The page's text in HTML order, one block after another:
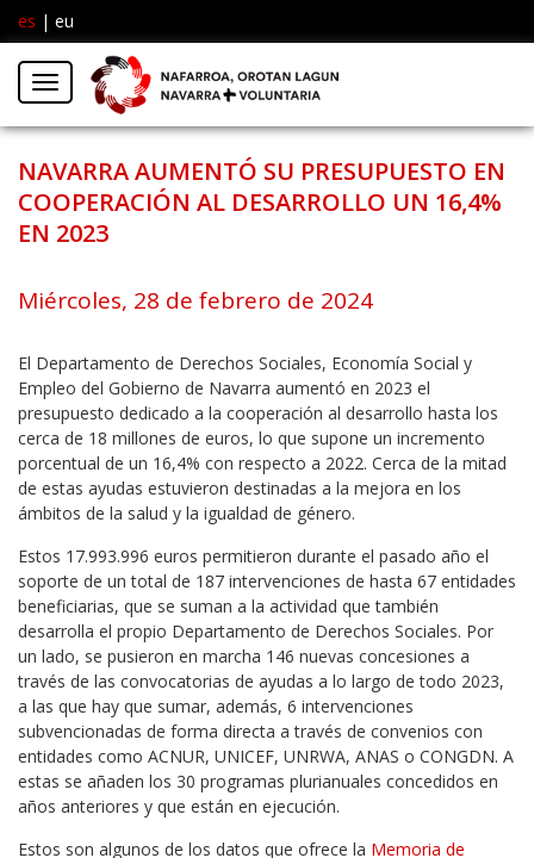
es | eu
Menú
NAVARRA AUMENTÓ SU PRESUPUESTO EN
COOPERACIÓN AL DESARROLLO UN 16,4%
EN 2023
Miércoles, 28 de febrero de 2024
El Departamento de Derechos Sociales, Economía Social y
Empleo del Gobierno de Navarra aumentó en 2023 el
presupuesto dedicado a la cooperación al desarrollo hasta los
cerca de 18 millones de euros, lo que supone un incremento
porcentual de un 16,4% con respecto a 2022. Cerca de la mitad
de estas ayudas estuvieron destinadas a la mejora en los
ámbitos de la salud y la igualdad de género.
Estos 17.993.996 euros permitieron durante el pasado año el
soporte de un total de 187 intervenciones de hasta 67 entidades
beneficiarias, que se suman a la actividad que también
desarrolla el propio Departamento de Derechos Sociales. Por
un lado, se pusieron en marcha 146 nuevas concesiones a
través de las convocatorias de ayudas a lo largo de todo 2023,
a las que hay que sumar, además, 6 intervenciones
subvencionadas de forma directa a través de convenios con
entidades como ACNUR, UNICEF, UNRWA, ANAS o CONGDN. A
estas se añaden los 30 programas plurianuales concedidos en
años anteriores y que están en ejecución.
Estos son algunos de los datos que ofrece la Memoria de